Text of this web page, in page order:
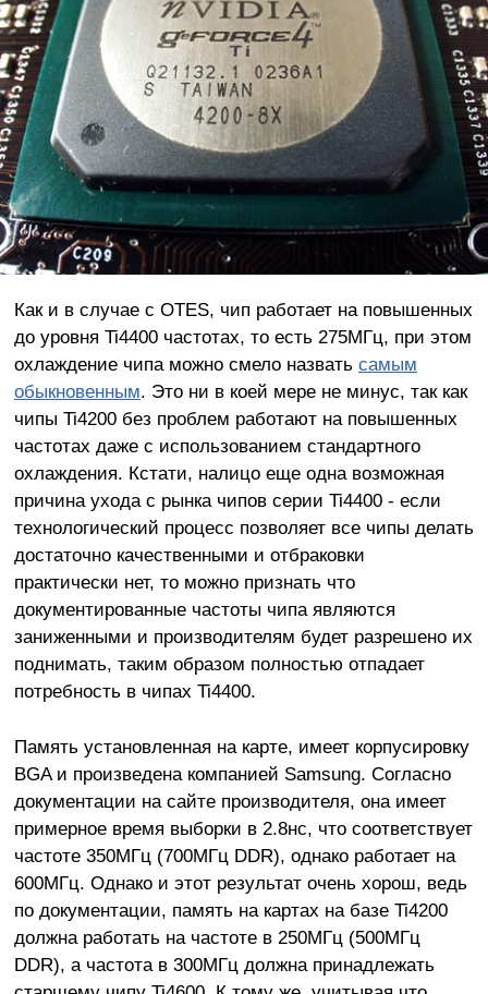
Как и в случае с OTES, чип работает на повышенных
до уровня Ti4400 частотах, то есть 275МГц, при этом
охлаждение чипа можно смело назвать самым
обыкновенным. Это ни в коей мере не минус, так как
чипы Ti4200 без проблем работают на повышенных
частотах даже с использованием стандартного
охлаждения. Кстати, налицо еще одна возможная
причина ухода с рынка чипов серии Ti4400 - если
технологический процесс позволяет все чипы делать
достаточно качественными и отбраковки
практически нет, то можно признать что
документированные частоты чипа являются
заниженными и производителям будет разрешено их
поднимать, таким образом полностью отпадает
потребность в чипах Ti4400.
Память установленная на карте, имеет корпусировку
BGA и произведена компанией Samsung. Согласно
документации на сайте производителя, она имеет
примерное время выборки в 2.8нс, что соответствует
частоте 350МГц (700МГц DDR), однако работает на
600МГц. Однако и этот результат очень хорош, ведь
по документации, память на картах на базе Ti4200
должна работать на частоте в 250МГц (500МГц
DDR), а частота в 300МГц должна принадлежать